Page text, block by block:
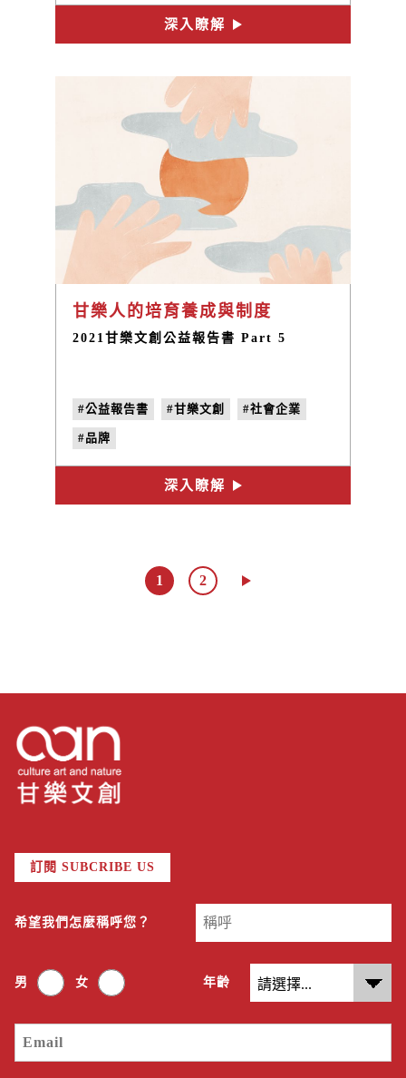
深入瞭解
甘樂人的培育養成與制度
2021甘樂文創公益報告書 Part 5
#公益報告書 #甘樂文創 #社會企業
#品牌
深入瞭解
1 2
訂閱 SUBCRIBE US
希望我們怎麼稱呼您？
男 女 年齡